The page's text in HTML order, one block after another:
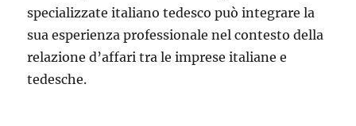
specializzate italiano tedesco può integrare la
sua esperienza professionale nel contesto della
relazione d’affari tra le imprese italiane e
tedesche.